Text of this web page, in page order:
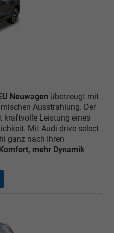
Neuwagen überzeugt mit
Ausstrahlung. Der
kraftvolle Leistung eines
Mit Audi drive select
ganz nach Ihren
mehr Dynamik